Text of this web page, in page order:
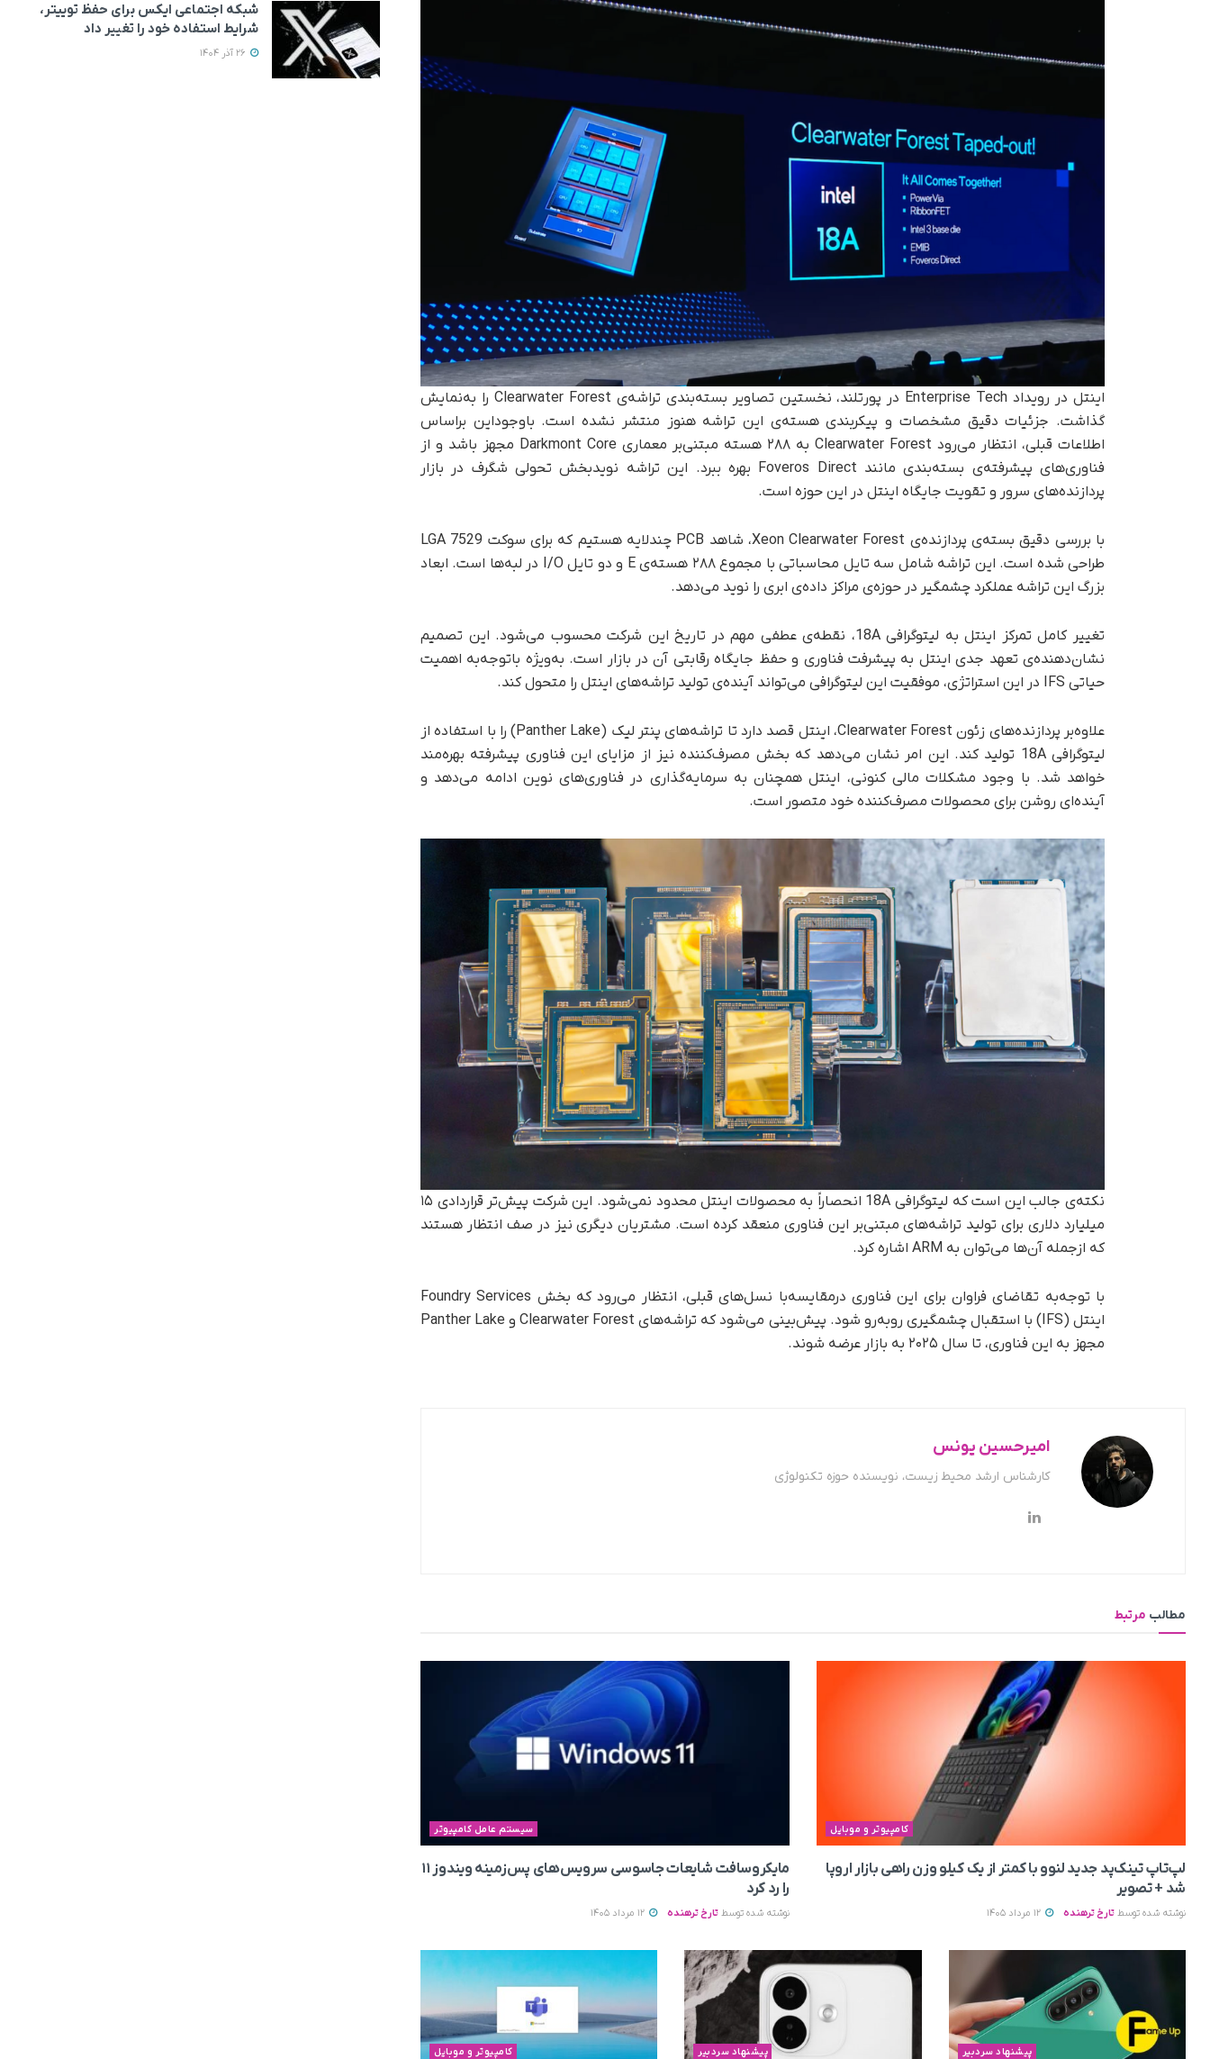
اینتل در رویداد Enterprise Tech در پورتلند، نخستین تصاویر بسته‌بندی تراشه‌ی Clearwater Forest را به‌نمایش
گذاشت. جزئیات دقیق مشخصات و پیکربندی هسته‌ی این تراشه هنوز منتشر نشده است. باوجوداین براساس
اطلاعات قبلی، انتظار می‌رود Clearwater Forest به ۲۸۸ هسته مبتنی‌بر معماری Darkmont Core مجهز باشد و از
فناوری‌های پیشرفته‌ی بسته‌بندی مانند Foveros Direct بهره ببرد. این تراشه نویدبخش تحولی شگرف در بازار
پردازنده‌های سرور و تقویت جایگاه اینتل در این حوزه است.
با بررسی دقیق بسته‌ی پردازنده‌ی Xeon Clearwater Forest، شاهد PCB چندلایه هستیم که برای سوکت LGA 7529
طراحی شده است. این تراشه شامل سه تایل محاسباتی با مجموع ۲۸۸ هسته‌ی E و دو تایل I/O در لبه‌ها است. ابعاد
بزرگ این تراشه عملکرد چشمگیر در حوزه‌ی مراکز داده‌ی ابری را نوید می‌دهد.
تغییر کامل تمرکز اینتل به لیتوگرافی 18A، نقطه‌‌ی عطفی مهم در تاریخ این شرکت محسوب می‌شود. این تصمیم
نشان‌دهنده‌ی تعهد جدی اینتل به پیشرفت فناوری و حفظ جایگاه رقابتی آن در بازار است. به‌ویژه با‌توجه‌به اهمیت
حیاتی IFS در این استراتژی، موفقیت این لیتوگرافی می‌تواند آینده‌ی تولید تراشه‌های اینتل را متحول کند.
علاوه‌بر پردازنده‌های زئون Clearwater Forest، اینتل قصد دارد تا تراشه‌های پنتر لیک (Panther Lake) را با استفاده از
لیتوگرافی 18A تولید کند. این امر نشان می‌دهد که بخش مصرف‌کننده نیز از مزایای این فناوری پیشرفته بهره‌مند
خواهد شد. با وجود مشکلات مالی کنونی، اینتل همچنان به سرمایه‌گذاری در فناوری‌های نوین ادامه می‌دهد و
آینده‌ای روشن برای محصولات مصرف‌کننده خود متصور است.
نکته‌ی جالب این است که لیتوگرافی 18A انحصاراً به محصولات اینتل محدود نمی‌شود. این شرکت پیش‌تر قراردادی ۱۵
میلیارد دلاری برای تولید تراشه‌های مبتنی‌بر این فناوری منعقد کرده است. مشتریان دیگری نیز در صف انتظار هستند
که از‌جمله آن‌ها می‌توان به ARM اشاره کرد.
با توجه‌به تقاضای فراوان برای این فناوری درمقایسه‌با نسل‌های قبلی، انتظار می‌رود که بخش Foundry Services
اینتل (IFS) با استقبال چشمگیری روبه‌رو شود. پیش‌بینی می‌شود که تراشه‌های Clearwater Forest و Panther Lake
مجهز به این فناوری، تا سال ۲۰۲۵ به بازار عرضه شوند.
امیرحسین یونس
کارشناس ارشد محیط زیست، نویسنده حوزه تکنولوژی
مطالب مرتبط
کامپیوتر و موبایل
لپ‌تاپ تینک‌پد جدید لنوو با کمتر از یک کیلو وزن راهی بازار اروپا
شد + تصویر
نوشته شده توسط تارخ ترهنده
سیستم عامل کامپیوتر
مایکروسافت شایعات جاسوسی سرویس‌های پس‌زمینه ویندوز ۱۱
را رد کرد
نوشته شده توسط تارخ ترهنده
پیشنهاد سردبیر پیشنهاد سردبیر کامپیوتر و موبایل
شبکه اجتماعی ایکس برای حفظ توییتر،
شرایط استفاده خود را تغییر داد